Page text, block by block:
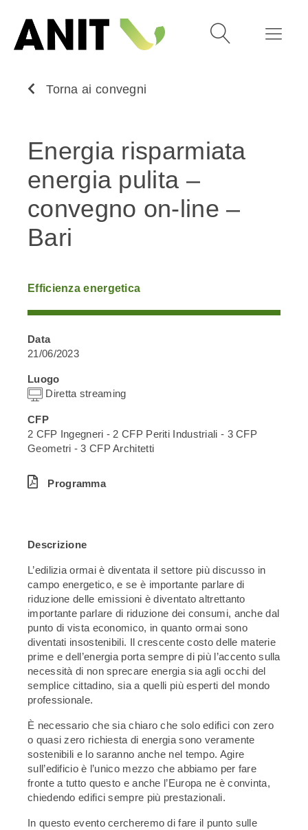
Torna ai convegni
Energia risparmiata
energia pulita –
convegno on-line –
Bari
Efficienza energetica
Data
21/06/2023
Luogo
Diretta streaming
CFP
2 CFP Ingegneri - 2 CFP Periti Industriali - 3 CFP
Geometri - 3 CFP Architetti
Programma
Descrizione
L’edilizia ormai è diventata il settore più discusso in
campo energetico, e se è importante parlare di
riduzione delle emissioni è diventato altrettanto
importante parlare di riduzione dei consumi, anche dal
punto di vista economico, in quanto ormai sono
diventati insostenibili. Il crescente costo delle materie
prime e dell’energia porta sempre di più l’accento sulla
necessità di non sprecare energia sia agli occhi del
semplice cittadino, sia a quelli più esperti del mondo
professionale.
È necessario che sia chiaro che solo edifici con zero
o quasi zero richiesta di energia sono veramente
sostenibili e lo saranno anche nel tempo. Agire
sull’edificio è l’unico mezzo che abbiamo per fare
fronte a tutto questo e anche l’Europa ne è convinta,
chiedendo edifici sempre più prestazionali.
In questo evento cercheremo di fare il punto sulle